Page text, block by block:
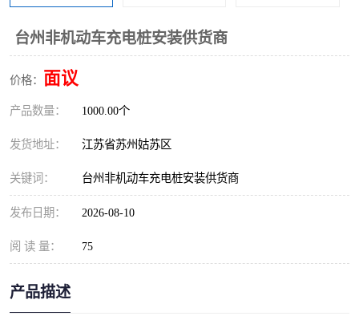
台州非机动车充电桩安装供货商
价格： 面议
产品数量： 1000.00个
发货地址： 江苏省苏州姑苏区
关键词： 台州非机动车充电桩安装供货商
发布日期： 2026-08-10
阅 读 量： 75
产品描述